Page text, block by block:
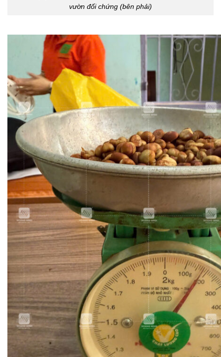
vườn đối chứng (bên phải)